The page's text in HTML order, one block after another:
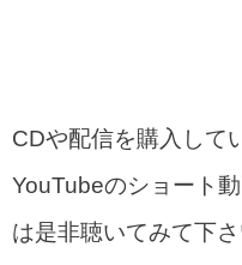
CDや配信を購入して
YouTubeのショート
は是非聴いてみて下さ